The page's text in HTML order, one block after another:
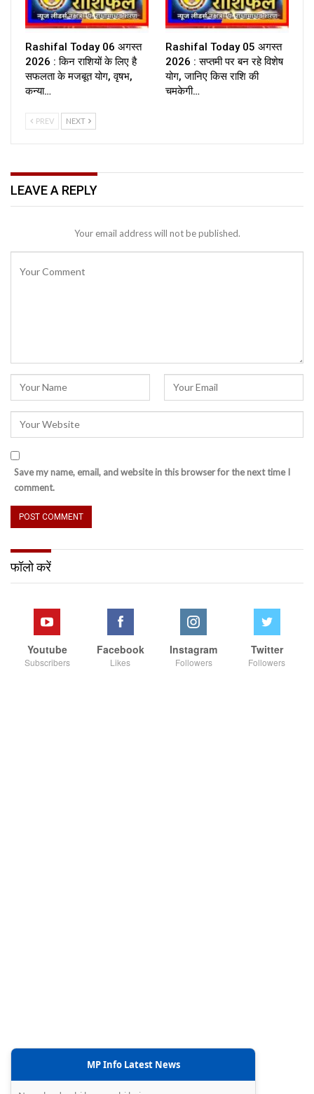
Rashifal Today 06 अगस्त
2026 : किन राशियों के लिए है
सफलता के मजबूत योग, वृषभ,
कन्या…
Rashifal Today 05 अगस्त
2026 : सप्तमी पर बन रहे विशेष
योग, जानिए किस राशि की
चमकेगी…
PREV NEXT
LEAVE A REPLY
Your email address will not be published.
Save my name, email, and website in this browser for the next time I
comment.
फॉलो करें
Youtube
Subscribers
Facebook
Likes
Instagram
Followers
Twitter
Followers
MP Info Latest News